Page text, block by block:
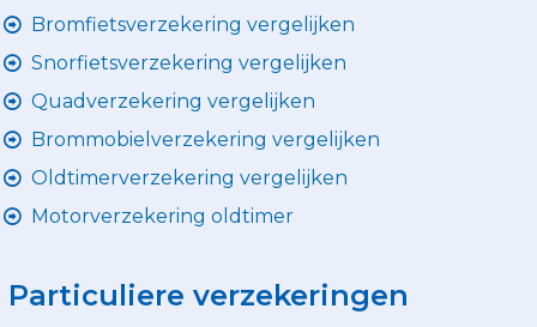
Bromfietsverzekering vergelijken
Snorfietsverzekering vergelijken
Quadverzekering vergelijken
Brommobielverzekering vergelijken
Oldtimerverzekering vergelijken
Motorverzekering oldtimer
Particuliere verzekeringen